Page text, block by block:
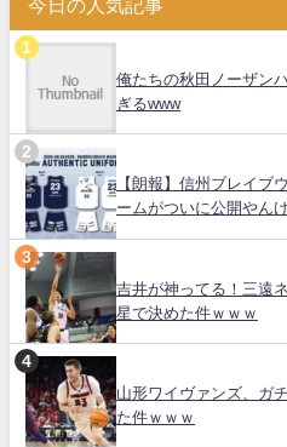
今日の人気記事
俺たちの秋田ノーザン
ぎるwww
【朗報】信州ブレイブ
ームがついに公開やん
吉井が神ってる！三遠
星で決めた件ｗｗｗ
山形ワイヴァンズ、ガ
た件ｗｗｗ